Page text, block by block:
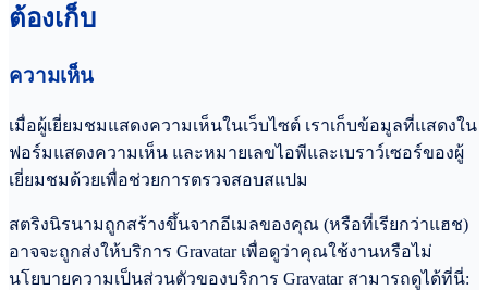
ต้องเก็บ
ความเห็น
เมื่อผู้เยี่ยมชมแสดงความเห็นในเว็บไซต์ เราเก็บข้อมูลที่แสดงใน
ฟอร์มแสดงความเห็น และหมายเลขไอพีและเบราว์เซอร์ของผู้
เยี่ยมชมด้วยเพื่อช่วยการตรวจสอบสแปม
สตริงนิรนามถูกสร้างขึ้นจากอีเมลของคุณ (หรือที่เรียกว่าแฮช)
อาจจะถูกส่งให้บริการ Gravatar เพื่อดูว่าคุณใช้งานหรือไม่
นโยบายความเป็นส่วนตัวของบริการ Gravatar สามารถดูได้ที่นี่: